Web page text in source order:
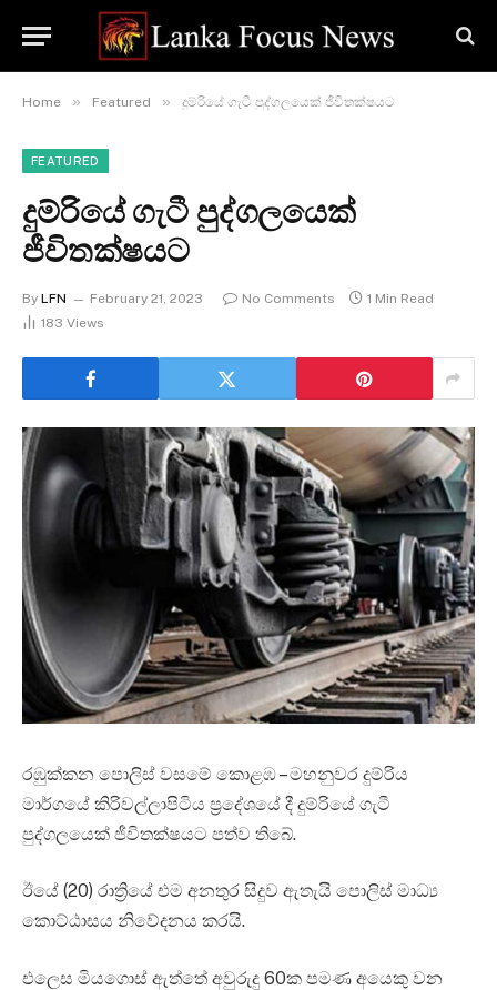
Home » Featured » දුම්රියේ ගැටී පුද්ගලයෙක් ජීවිතක්ෂයට
FEATURED
දුම්රියේ ගැටී පුද්ගලයෙක්
ජීවිතක්ෂයට
By LFN February 21, 2023 No Comments
1 Min Read
183 Views
රඹුක්කන පොලිස් වසමේ කොළඹ – මහනුවර දුම්රිය
මාර්ගයේ කිරිවල්ලාපිටිය ප්‍රදේශයේ දී දුම්රියේ ගැටී
පුද්ගලයෙක් ජීවිතක්ෂයට පත්ව තිබේ.
ඊයේ (20) රාත්‍රියේ එම අනතුර සිදුව ඇතැයි පොලිස් මාධ්‍ය
කොට්ඨාසය නිවේදනය කරයි.
එලෙස මියගොස් ඇත්තේ අවුරුදු 60ක පමණ අයෙකු වන